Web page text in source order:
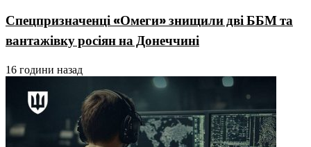
Спецпризначенці «Омеги» знищили дві ББМ та
вантажівку росіян на Донеччині
16 години назад